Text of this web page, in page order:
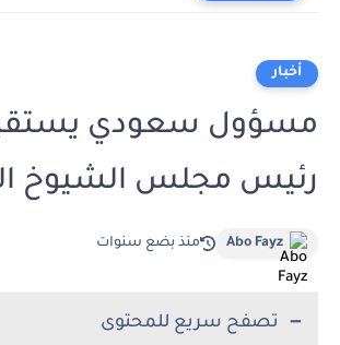
أخبار
مسؤول سعودي
رئيس مجلس الشيوخ
Abo Fayz منذ بضع سنوات
تصفح سريع للمحتوى